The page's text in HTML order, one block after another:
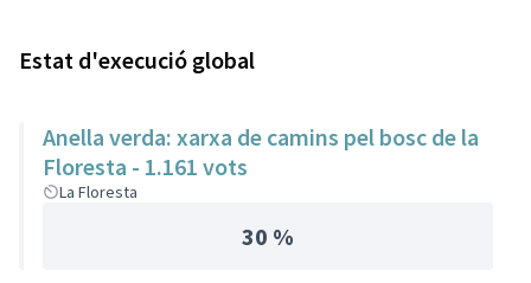
Estat d'execució global
Anella verda: xarxa de camins pel bosc de la
Floresta - 1.161 vots
La Floresta
30 %